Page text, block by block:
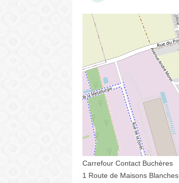
Carrefour Contact Buchères
1 Route de Maisons Blanches